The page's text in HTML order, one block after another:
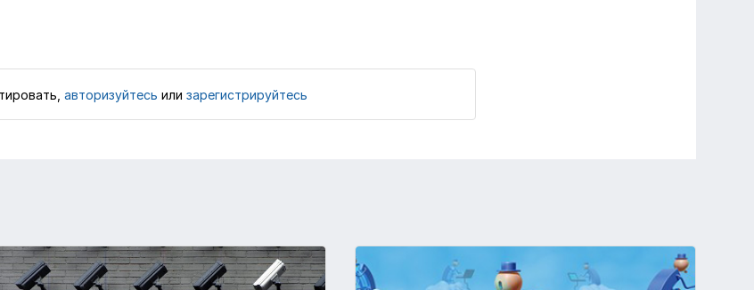
авторизуйтесь или зарегистрируйтесь